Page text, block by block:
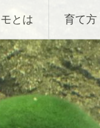
とは 育て方